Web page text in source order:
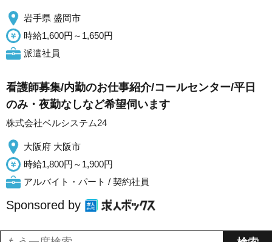
岩手県 盛岡市
時給1,600円～1,650円
派遣社員
看護師募集/内勤のお仕事紹介/コールセンター/平日
のみ・夜勤なしなど希望伺います
株式会社ベルシステム24
大阪府 大阪市
時給1,800円～1,900円
アルバイト・パート / 契約社員
Sponsored by